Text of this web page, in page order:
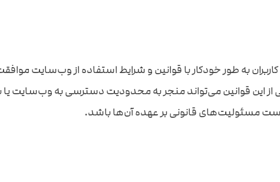
به طور خودکار با قوانین و شرایط استفاده از وب‌سایت
قوانین می‌تواند منجر به محدودیت دسترسی به وب‌سایت یا
مسئولیت‌های قانونی بر عهده آن‌ها باشد.